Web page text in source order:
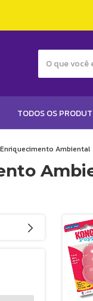
TODOS OS
Enriquecimento Ambiental